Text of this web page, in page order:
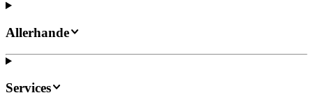
Allerhande
Services